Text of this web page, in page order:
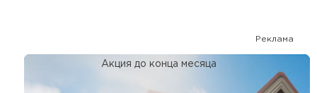
Реклама
Акция до конца месяца